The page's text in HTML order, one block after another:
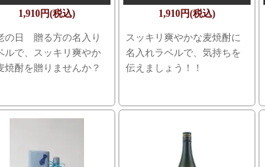
720ml
1,910円(税込)
の日 贈る方の名入り
ルで、スッキリ爽やか
焼酎を贈りませんか？
1,910円(税込)
スッキリ爽やかな麦焼酎に
名入れラベルで、気持ちを
伝えましょう！！